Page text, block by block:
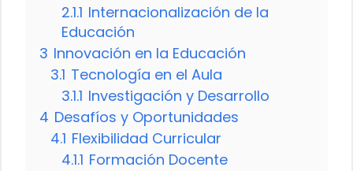
2.1.1 Internacionalización de la
Educación
3 Innovación en la Educación
3.1 Tecnología en el Aula
3.1.1 Investigación y Desarrollo
4 Desafíos y Oportunidades
4.1 Flexibilidad Curricular
4.1.1 Formación Docente